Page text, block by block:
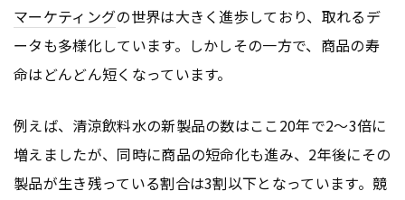
マーケティングの世界は大きく進歩しており、取れるデ
ータも多様化しています。しかしその一方で、商品の寿
命はどんどん短くなっています。
例えば、清涼飲料水の新製品の数はここ20年で2～3倍に
増えましたが、同時に商品の短命化も進み、2年後にその
製品が生き残っている割合は3割以下となっています。競